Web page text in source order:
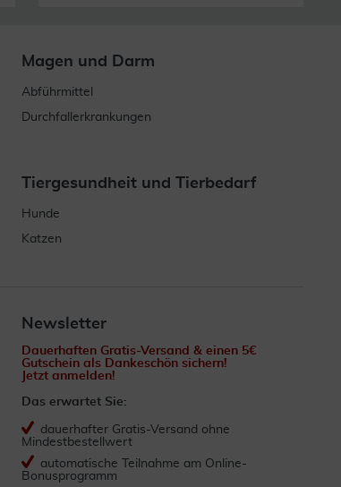
Magen und Darm
Abführmittel
Durchfallerkrankungen
Tiergesundheit und Tierbedarf
Hunde
Katzen
Newsletter
Dauerhaften Gratis-Versand & einen 5€
Gutschein als Dankeschön sichern!
Jetzt anmelden!
Das erwartet Sie:
dauerhafter Gratis-Versand ohne
Mindestbestellwert
automatische Teilnahme am Online-
Bonusprogramm